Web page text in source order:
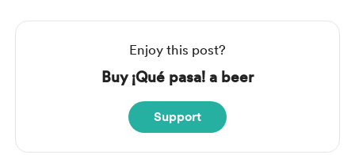
Enjoy this post?
Buy ¡Qué pasa! a beer
Support